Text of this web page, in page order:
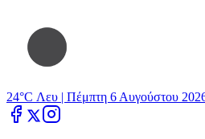
24°C Λευ | Πέμπτη 6 Αυγούστου